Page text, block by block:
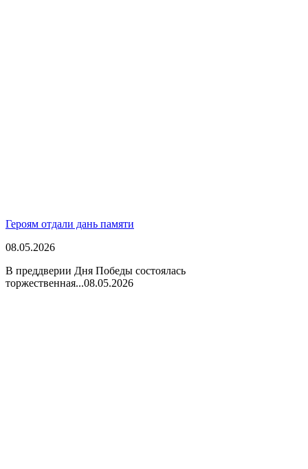
Героям отдали дань памяти
08.05.2026
В преддверии Дня Победы состоялась
торжественная...08.05.2026